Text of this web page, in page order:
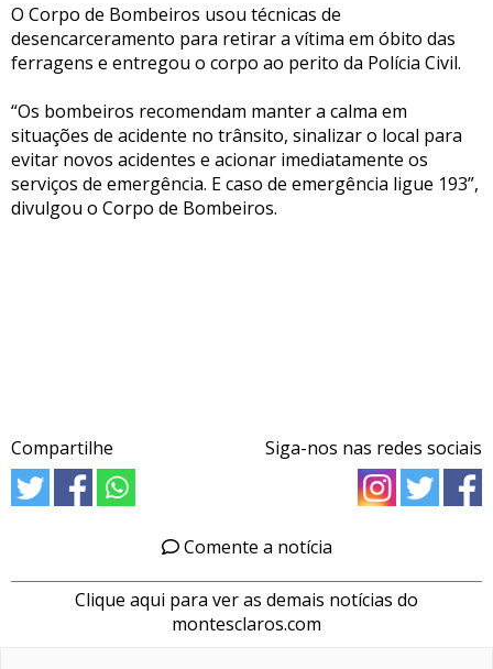
O Corpo de Bombeiros usou técnicas de
desencarceramento para retirar a vítima em óbito das
ferragens e entregou o corpo ao perito da Polícia Civil.
“Os bombeiros recomendam manter a calma em
situações de acidente no trânsito, sinalizar o local para
evitar novos acidentes e acionar imediatamente os
serviços de emergência. E caso de emergência ligue 193”,
divulgou o Corpo de Bombeiros.
Compartilhe Siga-nos nas redes sociais
Comente a notícia
Clique aqui para ver as demais notícias do
montesclaros.com